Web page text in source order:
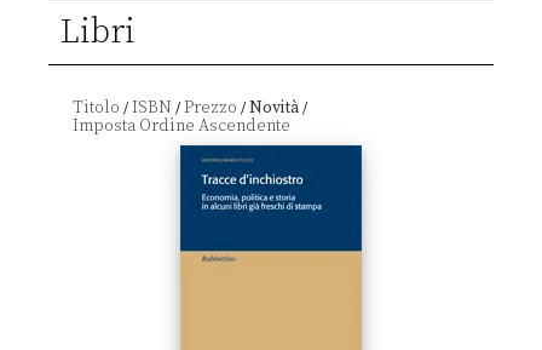
Libri
Titolo /ISBN /Prezzo /Novità/